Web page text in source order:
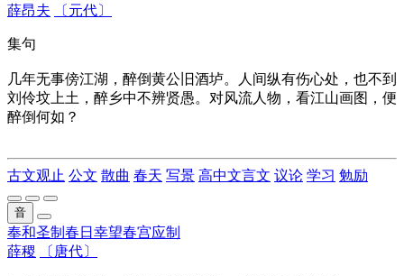
薛昂夫
〔元代〕
集句
几年无事傍江湖，醉倒黄公旧酒垆。人间纵有伤心处，也不到
刘伶坟上土，醉乡中不辨贤愚。对风流人物，看江山画图，便
醉倒何如？
古文观止 公文 散曲 春天 写景 高中文言文 议论 学习 勉励
音
奉和圣制春日幸望春宫应制
薛稷
〔唐代〕